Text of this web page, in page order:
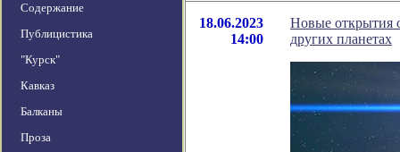
Содержание
Публицистика
"Курск"
Кавказ
Балканы
Проза
18.06.2023
14:00
Новые открытия
других планетах